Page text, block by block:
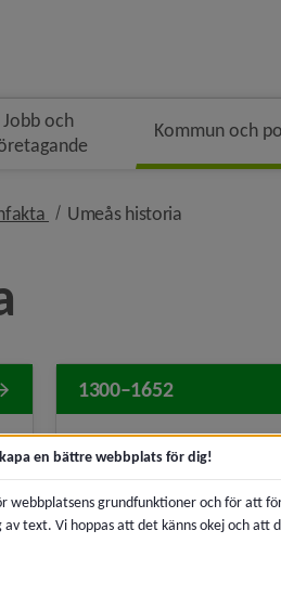
Jobb och
Kommun och
nivå i brödsmulenavigeringen
Umeås historianivå i
1300–1652
Äldsta kända skriftliga
Stadsprivilegier första
Residensstad 1638.
en bättre webbplats för dig!
webbplatsens grundfunktioner och för att
text. Vi hoppas att det känns okej och att